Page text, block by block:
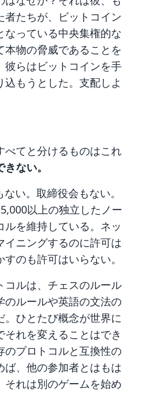
者たちが、ビットコイン
なっている中央集権的な
物の脅威であることを
彼らはビットコインを手
もうとした。支配しよ
べてと分けるものはこれ
ない。
い。取締役会もない。
以上の独立したノー
ルを維持している。ネッ
イニングするのに許可は
のも許可はいらない。
コルは、チェスのルール
のルールや英語の文法の
。ひとたび概念が世界に
れを変えることはでき
のプロトコルと互換性の
ば、他の参加者とはもは
それは別のゲームを始め